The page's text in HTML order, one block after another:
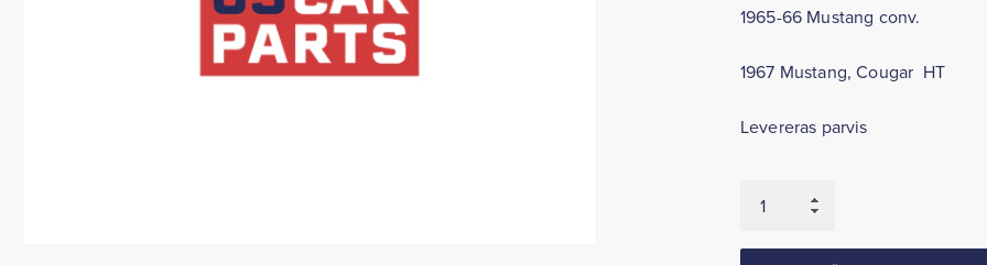
1965-66 Mustang conv.
1967 Mustang, Cougar HT
Levereras parvis
1953-